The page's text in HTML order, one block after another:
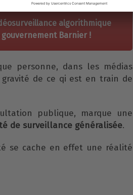
algorithmique
Barnier !
personne, dans les médias
de ce qi est en train de
publique, marque une
de surveillance généralisée.
se cache en effet une réalité